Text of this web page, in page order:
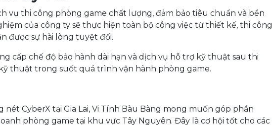
vụ thi công phòng game chất lượng, đảm bảo tiêu chuẩn và bền
của công ty sẽ thực hiện toàn bộ công việc từ thiết kế, thi công
được sự hài lòng tuyệt đối.
cấp chế độ bảo hành dài hạn và dịch vụ hỗ trợ kỹ thuật sau thi
thuật trong suốt quá trình vận hành phòng game.
CyberX tại Gia Lai, Vi Tính Bàu Bàng mong muốn góp phần
phòng game tại khu vực Tây Nguyên. Đây là cơ hội tốt cho các